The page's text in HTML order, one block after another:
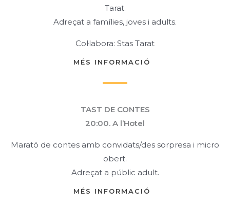
Tarat.
Adreçat a famílies, joves i adults.
Col·labora: Stas Tarat
MÉS INFORMACIÓ
TAST DE CONTES
20:00. A l’Hotel
Marató de contes amb convidats/des sorpresa i micro
obert.
Adreçat a públic adult.
MÉS INFORMACIÓ